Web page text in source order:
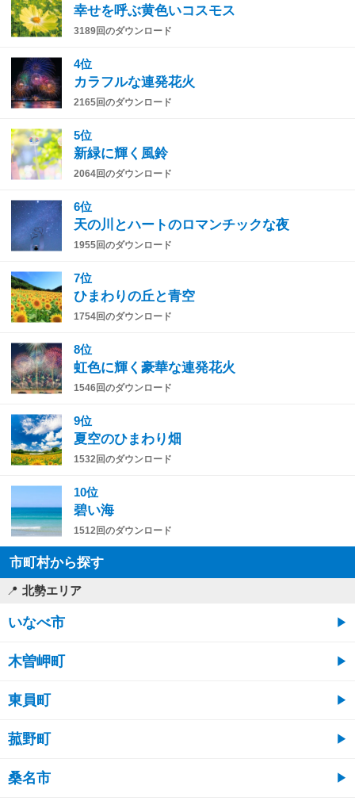
幸せを呼ぶ黄色いコスモス
3189回のダウンロード
4位
カラフルな連発花火
2165回のダウンロード
5位
新緑に輝く風鈴
2064回のダウンロード
6位
天の川とハートのロマンチックな夜
1955回のダウンロード
7位
ひまわりの丘と青空
1754回のダウンロード
8位
虹色に輝く豪華な連発花火
1546回のダウンロード
9位
夏空のひまわり畑
1532回のダウンロード
10位
碧い海
1512回のダウンロード
市町村から探す
北勢エリア
いなべ市
木曽岬町
東員町
菰野町
桑名市